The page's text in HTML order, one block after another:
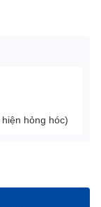
hỏng hóc)